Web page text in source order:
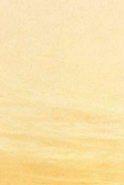
Кит
извинился
смерти